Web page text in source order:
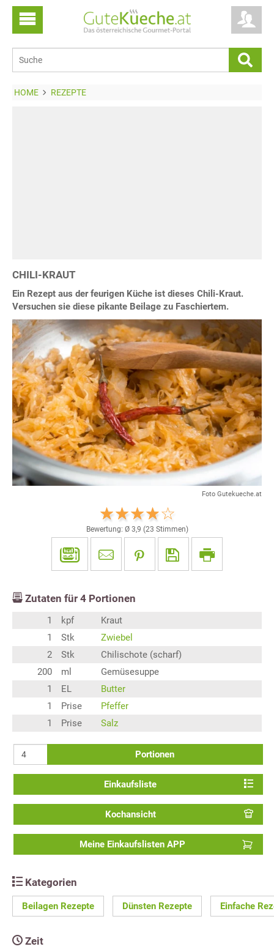
HOME REZEPTE
CHILI-KRAUT
Ein Rezept aus der feurigen Küche ist dieses Chili-Kraut.
Versuchen sie diese pikante Beilage zu Faschiertem.
Foto Gutekueche.at
Bewertung: Ø 3,9 (23 Stimmen)
Zutaten für 4 Portionen
1 kpf
Kraut
1
Stk
Zwiebel
2
Stk
Chilischote (scharf)
200
ml
Gemüsesuppe
1
EL
Butter
1
Prise
Pfeffer
1
Prise Salz
Portionen
Einkaufsliste
Kochansicht
Meine Einkaufslisten APP
Kategorien
Beilagen Rezepte Dünsten Rezepte Einfache
Zeit